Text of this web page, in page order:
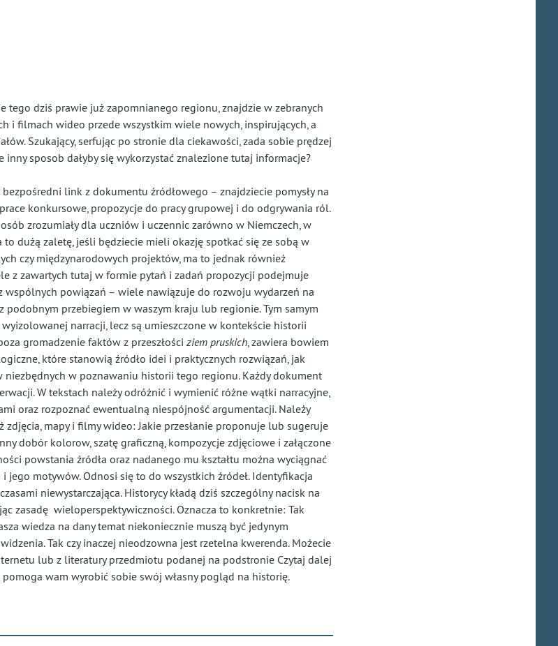
tego dziś prawie już zapomnianego regionu, znajdzie w zebranych
i filmach wideo przede wszystkim wiele nowych, inspirujących, a
łów. Szukający, serfując po stronie dla ciekawości, zada sobie prędzej
inny sposob dałyby się wykorzystać znalezione tutaj informacje?
link z dokumentu źródłowego – znajdziecie pomysły na
konkursowe, propozycje do pracy grupowej i do odgrywania ról.
zrozumiały dla uczniów i uczennic zarówno w Niemczech, w
to dużą zaletę, jeśli będziecie mieli okazję spotkać się ze sobą w
czy międzynarodowych projektów, ma to jednak również
z zawartych tutaj w formie pytań i zadań propozycji podejmuje
wspólnych powiązań – wiele nawiązuje do rozwoju wydarzeń na
podobnym przebiegiem w waszym kraju lub regionie. Tym samym
narracji, lecz są umieszczone w kontekście historii
gromadzenie faktów z przeszłości ziem pruskich , zawiera bowiem
które stanowią źródło idei i praktycznych rozwiązań, jak
niezbędnych w poznawaniu historii tego regionu. Każdy dokument
W tekstach należy odróżnić i wymienić różne wątki narracyjne,
oraz rozpoznać ewentualną niespójność argumentacji. Należy
ż zdjęcia, mapy i filmy wideo: Jakie przesłanie proponuje lub sugeruje
dobór kolorow, szatę graficzną , kompozycje zdjęciowe i załączone
ści powstania źródła oraz nadanego mu kształtu można wyciągnać
i jego motywów. Odnosi się to do wszystkich źródeł. Identyfikacja
niewystarczająca. Historycy kładą dziś szczególny nacisk na
ąc zasadę wieloperspektywiczności. Oznacza to konkretnie: Tak
wiedza na dany temat niekoniecznie muszą być jedynym
Tak czy inaczej nieodzowna jest rzetelna kwerenda. Możecie
lub z literatury przedmiotu podanej na podstronie Czytaj dalej
wam wyrobić sobie swój własny pogląd na historię.